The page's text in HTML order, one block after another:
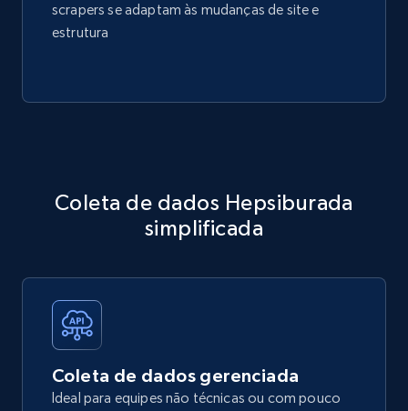
scrapers se adaptam às mudanças de site e
estrutura
Coleta de dados Hepsiburada
simplificada
Coleta de dados gerenciada
Ideal para equipes não técnicas ou com pouco